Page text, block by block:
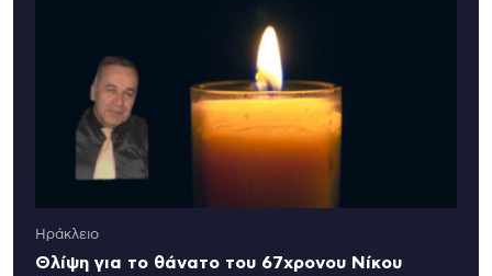
Ηράκλειο
Θλίψη για το θάνατο του 67χρονου Νίκου